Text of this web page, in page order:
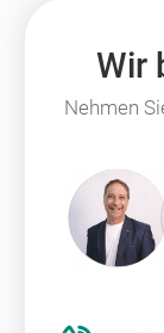
Wir
Nehmen